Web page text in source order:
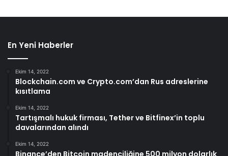
En Yeni Haberler
Ekim 14, 2022
Blockchain.com ve Crypto.com’dan Rus adreslerine
kısıtlama
Ekim 14, 2022
Tartışmalı hukuk firması, Tether ve Bitfinex’in toplu
davalarından alındı
Ekim 14, 2022
Binance’den Bitcoin madenciliğine 500 milyon dolarlık